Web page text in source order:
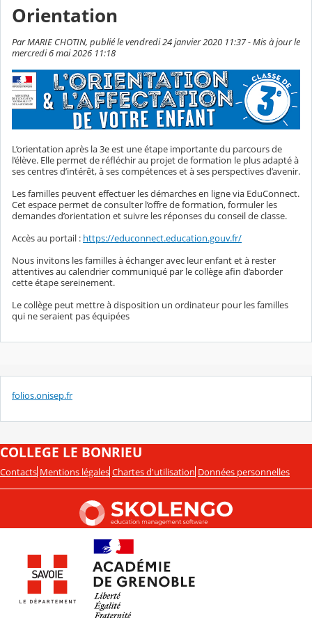
Orientation
Par MARIE CHOTIN, publié le vendredi 24 janvier 2020 11:37 - Mis à jour le
mercredi 6 mai 2026 11:18
L’orientation après la 3e est une étape importante du parcours de
l’élève. Elle permet de réfléchir au projet de formation le plus adapté à
ses centres d’intérêt, à ses compétences et à ses perspectives d’avenir.
Les familles peuvent effectuer les démarches en ligne via EduConnect.
Cet espace permet de consulter l’offre de formation, formuler les
demandes d’orientation et suivre les réponses du conseil de classe.
Accès au portail : https://educonnect.education.gouv.fr/
Nous invitons les familles à échanger avec leur enfant et à rester
attentives au calendrier communiqué par le collège afin d’aborder
cette étape sereinement.
Le collège peut mettre à disposition un ordinateur pour les familles
qui ne seraient pas équipées
folios.onisep.fr
COLLEGE LE BONRIEU
Contacts Mentions légales Chartes d'utilisation Données personnelles